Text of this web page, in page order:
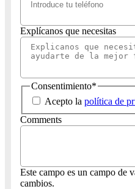
Explícanos que necesitas
Consentimiento*
Acepto la política de
Comments
Este campo es un campo de
cambios.